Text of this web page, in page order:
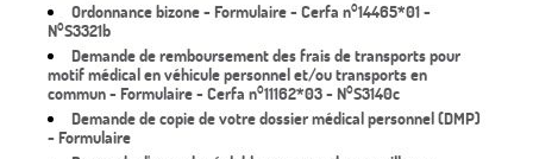
Ordonnance bizone - Formulaire - Cerfa n°14465*01 -
N°S3321b
Demande de remboursement des frais de transports pour
motif médical en véhicule personnel et/ou transports en
commun - Formulaire - Cerfa n°11162*03 - N°S3140c
Demande de copie de votre dossier médical personnel (DMP)
- Formulaire